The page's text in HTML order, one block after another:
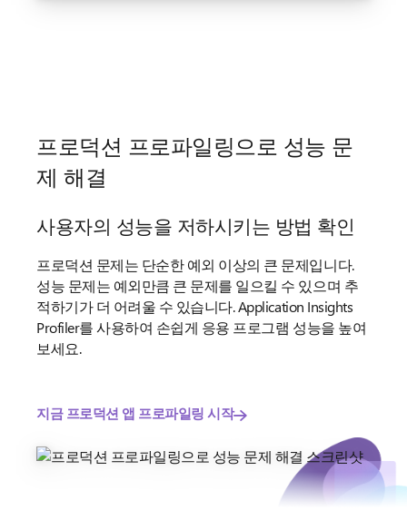
프로덕션 프로파일링으로 성능 문
제 해결
사용자의 성능을 저하시키는 방법 확인
프로덕션 문제는 단순한 예외 이상의 큰 문제입니다.
성능 문제는 예외만큼 큰 문제를 일으킬 수 있으며 추
적하기가 더 어려울 수 있습니다. Application Insights
Profiler를 사용하여 손쉽게 응용 프로그램 성능을 높여
보세요.
지금 프로덕션 앱 프로파일링 시작